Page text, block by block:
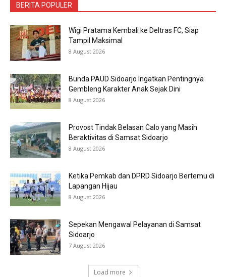
BERITA POPULER
Wigi Pratama Kembali ke Deltras FC, Siap
Tampil Maksimal
8 August 2026
Bunda PAUD Sidoarjo Ingatkan Pentingnya
Gembleng Karakter Anak Sejak Dini
8 August 2026
Provost Tindak Belasan Calo yang Masih
Beraktivitas di Samsat Sidoarjo
8 August 2026
Ketika Pemkab dan DPRD Sidoarjo Bertemu di
Lapangan Hijau
8 August 2026
Sepekan Mengawal Pelayanan di Samsat
Sidoarjo
7 August 2026
Load more